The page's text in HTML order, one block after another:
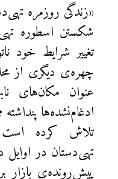
«زندگی روزمره
شکستن اسطوره
تغییر شرایط خود
چهره‌ی دیگری از
عنوان مکان‌های
ادغام‌نشده‌ها
تلاش کرده است
تهی‌دستان در اوایل
پیش‌رونده‌ی بازار